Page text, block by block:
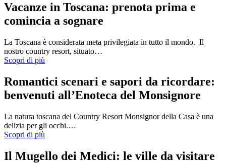
Vacanze in Toscana: prenota prima e
comincia a sognare
La Toscana è considerata meta privilegiata in tutto il mondo. Il
nostro country resort, situato…
Scopri di più
Romantici scenari e sapori da ricordare:
benvenuti all’Enoteca del Monsignore
La natura toscana del Country Resort Monsignor della Casa è una
delizia per gli occhi.…
Scopri di più
Il Mugello dei Medici: le ville da visitare